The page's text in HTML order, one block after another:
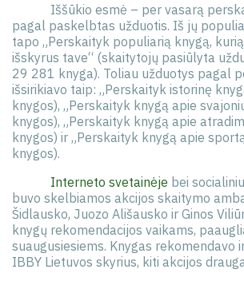
Iššūkio esmė – per vasarą
pagal paskelbtas užduotis. Iš jų
tapo „Perskaityk populiarią knygą,
išskyrus tave“ (skaitytojų pasiūlyta
29 281 knyga). Toliau užduotys pagal
išsirikiavo taip: „Perskaityk istorinę
knygos), „Perskaityk knygą apie
knygos), „Perskaityk knygą apie
knygos) ir „Perskaityk knygą apie
knygos).
Interneto svetainėje bei
buvo skelbiamos akcijos skaitymo
Šidlausko, Juozo Ališausko ir Ginos
knygų rekomendacijos vaikams,
suaugusiesiems. Knygas rekomendavo
IBBY Lietuvos skyrius, kiti akcijos